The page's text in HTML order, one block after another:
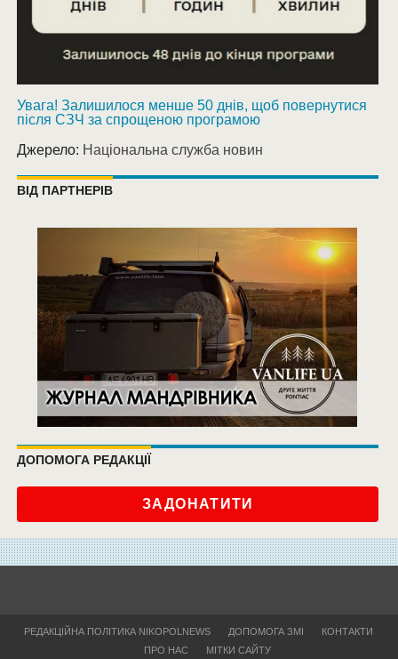
Увага! Залишилося менше 50 днів, щоб повернутися
після СЗЧ за спрощеною програмою
Джерело: Національна служба новин
ВІД ПАРТНЕРІВ
ДОПОМОГА РЕДАКЦІЇ
ЗАДОНАТИТИ
РЕДАКЦІЙНА ПОЛІТИКА NIKOPOLNEWS ДОПОМОГА ЗМІ
КОНТАКТИ
ПРО НАС
МІТКИ САЙТУ